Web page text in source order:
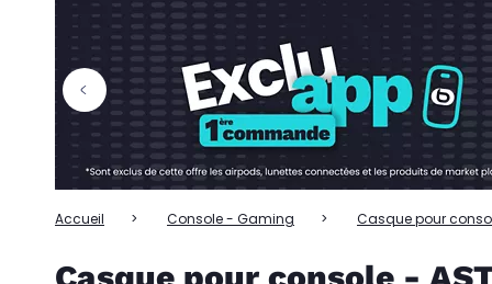
Accueil Console - Gaming Casque pour